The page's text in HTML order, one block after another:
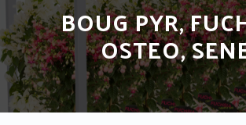
BOUG PYR,
OSTEO,